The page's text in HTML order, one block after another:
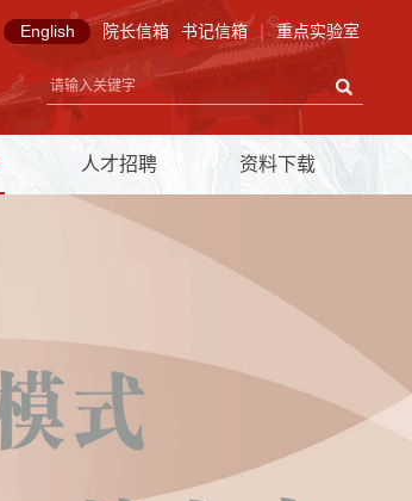
重点实验室
书记信箱
院长信箱
English
人才招聘 资料下载